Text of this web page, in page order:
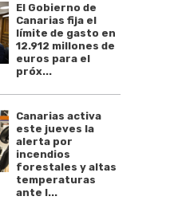
El Gobierno de
Canarias fija el
límite de gasto en
12.912 millones de
euros para el
próx...
Canarias activa
este jueves la
alerta por
incendios
forestales y altas
temperaturas
ante l...